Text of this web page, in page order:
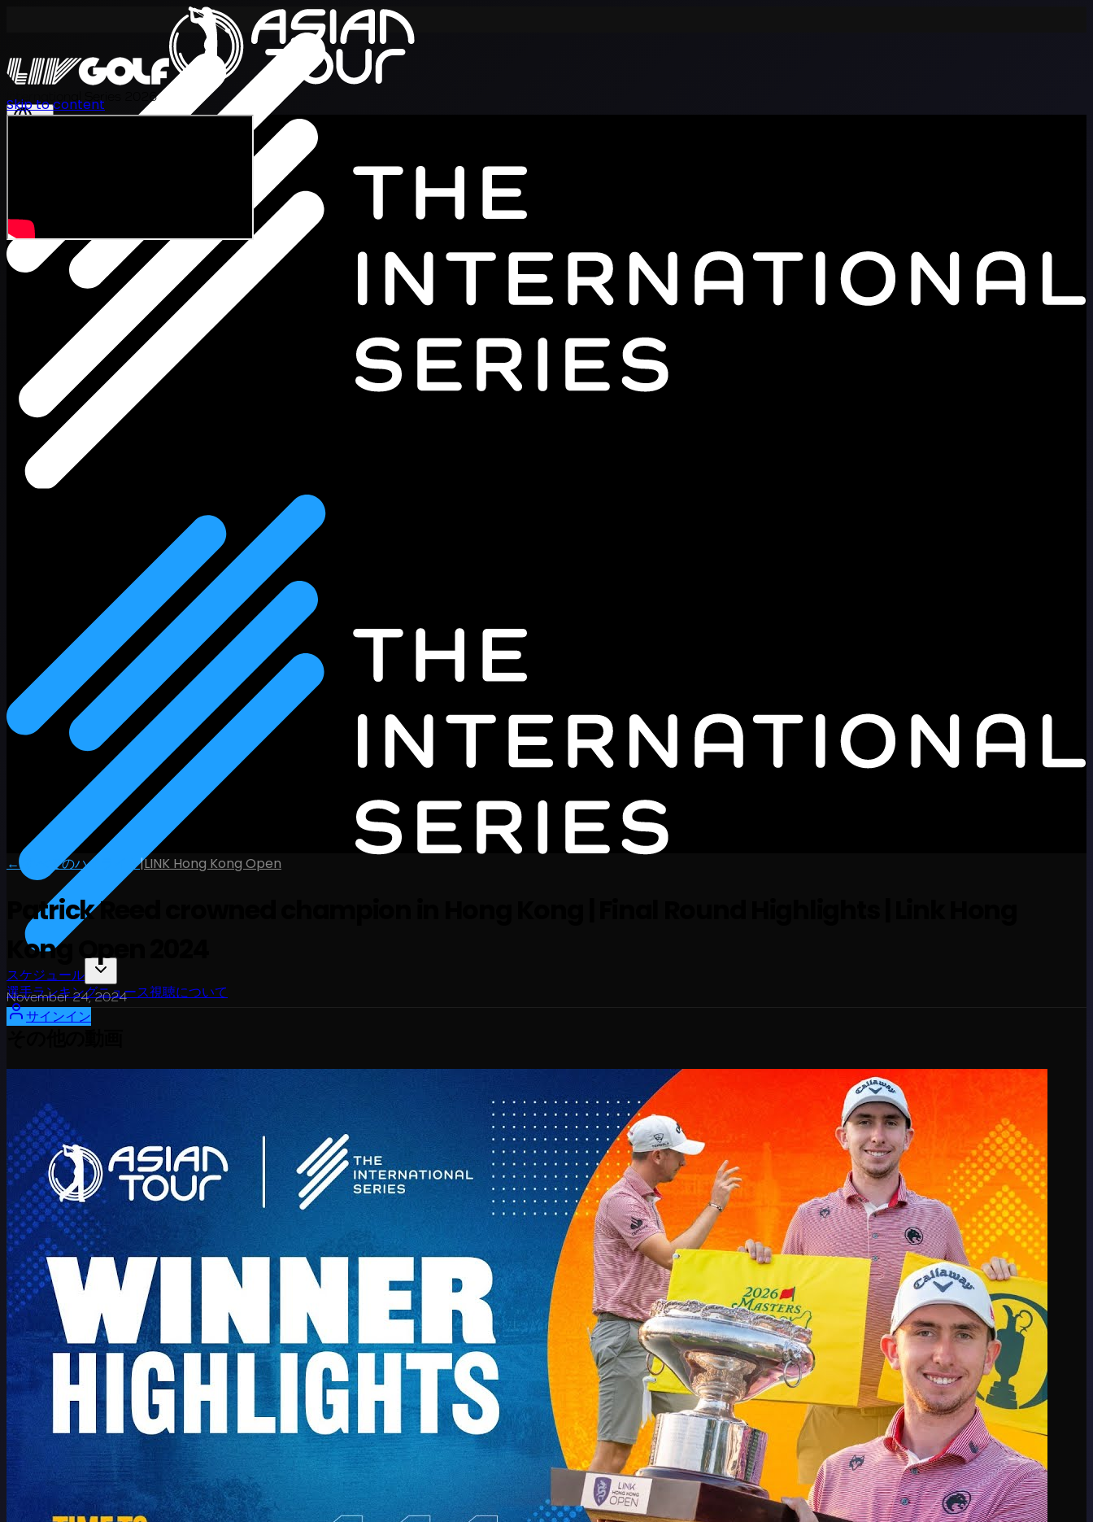
International Series 2026
スケジュール
選手ランキングニュース視聴について
サインイン
Skip to content
← すべてのハイライト|LINK Hong Kong Open
Patrick Reed crowned champion in Hong Kong | Final Round Highlights | Link Hong
Kong Open 2024
November 24, 2024